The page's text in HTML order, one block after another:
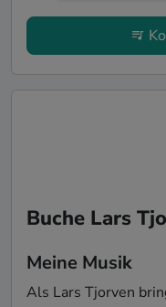
Buche Lars
Meine Musik
Als Lars Tjorven